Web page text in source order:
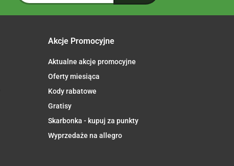
Akcje Promocyjne
Aktualne akcje promocyjne
Oferty miesiąca
Kody rabatowe
Gratisy
Skarbonka - kupuj za punkty
Wyprzedaże na allegro